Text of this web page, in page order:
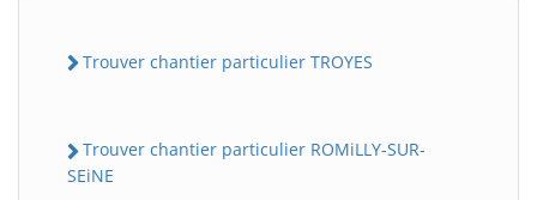
Trouver chantier particulier TROYES
Trouver chantier particulier ROMiLLY-SUR-
SEiNE